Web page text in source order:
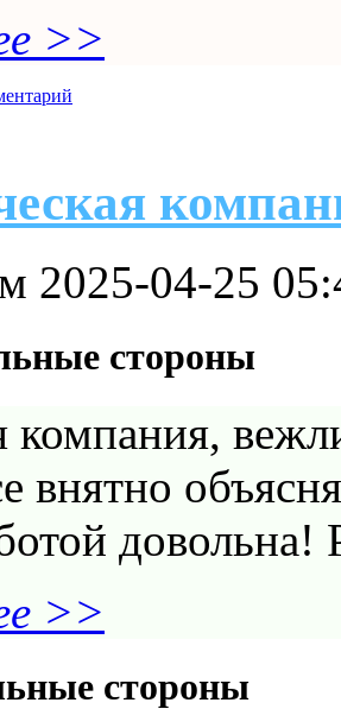
>>
2025-04-25
стороны
компания,
внятно
>>
стороны